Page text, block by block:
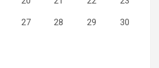
27 28 29 30